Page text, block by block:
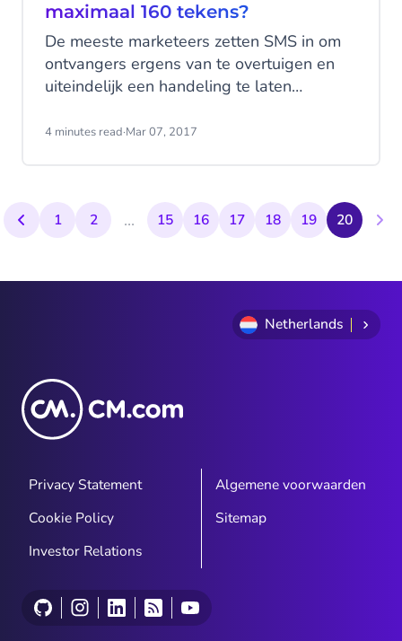
maximaal 160 tekens?
De meeste marketeers zetten SMS in om
ontvangers ergens van te overtuigen en
uiteindelijk een handeling te laten
wasmachine kopen, aanmelden voor een
bent tot 160 tekens?
4 minutes read·Mar 07, 2017
1 2 ... 15 16 17 18 19 20
Netherlands
Privacy Statement
Algemene voorwaarden
Cookie Policy
Sitemap
Investor Relations